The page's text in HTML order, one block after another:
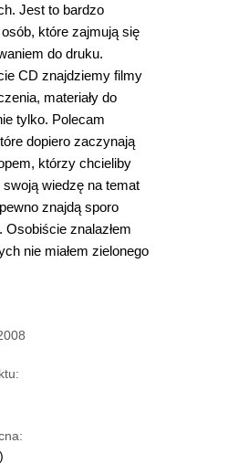
Jest to bardzo
które zajmują się
do druku.
CD znajdziemy filmy
materiały do
tylko. Polecam
dopiero zaczynają
którzy chcieliby
wiedzę na temat
znajdą sporo
znalazłem
nie miałem zielonego
)